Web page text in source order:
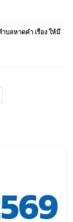
บลหาดคำ เรื่อง ให้มี